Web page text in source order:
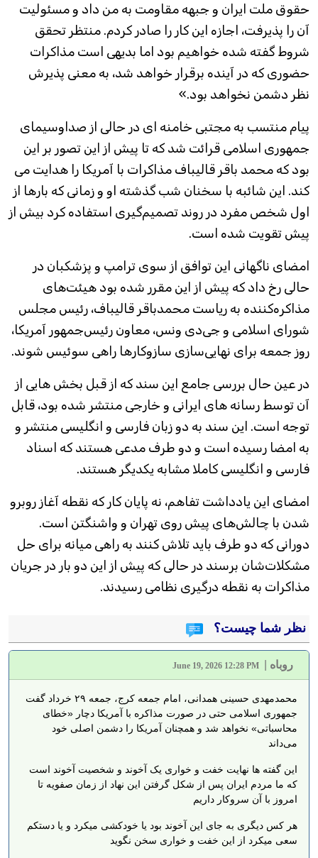
حقوق ملت ایران و جبهه مقاومت به من داد و مسئولیت
آن را پذیرفت، اجازه این کار را صادر کردم. منتظر تحقق
شروط گفته شده خواهیم بود اما بدیهی است مذاکرات
حضوری که در آینده برقرار خواهد شد، به معنی پذیرش
نظر دشمن نخواهد بود.»
پیام منتسب به مجتبی خامنه ای در حالی از صداوسیمای
جمهوری اسلامی قرائت شد که تا پیش از این تصور بر این
بود که محمد باقر قالیباف مذاکرات با آمریکا را هدایت می
کند. این شائبه با سخنان شب گذشته او و زمانی که بارها از
اول شخص مفرد در روند تصمیم‌گیری استفاده کرد بیش از
پیش تقویت شده است.
امضای ناگهانی این توافق از سوی ترامپ و پزشکبان در
حالی رخ داد که پیش از این مقرر شده بود هیئت‌های
مذاکره‌کننده به ریاست محمدباقر قالیباف، رئیس مجلس
شورای اسلامی و جی‌دی ونس، معاون رئیس‌جمهور آمریکا،
روز جمعه برای نهایی‌سازی سازوکارها راهی سوئیس شوند.
در عین حال بررسی جامع این سند که از قبل بخش هایی از
آن توسط رسانه های ایرانی و خارجی منتشر شده بود، قابل
توجه است. این سند به دو زبان فارسی و انگلیسی منتشر و
به امضا رسیده است و دو طرف مدعی هستند که اسناد
فارسی و انگلیسی کاملا مشابه یکدیگر هستند.
امضای این یادداشت تفاهم، نه پایان کار که نقطه آغاز روبرو
شدن با چالش‌های پیش روی تهران و واشنگتن است.
دورانی که دو طرف باید تلاش کنند به راهی میانه برای حل
مشکلات‌شان برسند در حالی که پیش از این دو بار در جریان
مذاکرات به نقطه درگیری نظامی رسیدند.
نظر شما چیست؟
روباه June 19, 2026 12:28 PM
محمدمهدی حسینی همدانی، امام جمعه کرج، جمعه ۲۹ خرداد گفت
جمهوری اسلامی حتی در صورت مذاکره با آمریکا دچار «خطای
محاسباتی» نخواهد شد و همچنان آمریکا را دشمن اصلی خود
می‌داند
این گفته ها نهایت خفت و خواری یک آخوند و شخصیت آخوند است
که ما مردم ایران پس از شکل گرفتن این نهاد از زمان صفویه تا
امروز با آن سروکار داریم
هر کس دیگری به جای این آخوند بود یا خودکشی میکرد و یا دستکم
سعی میکرد از این خفت و خواری سخن نگوید